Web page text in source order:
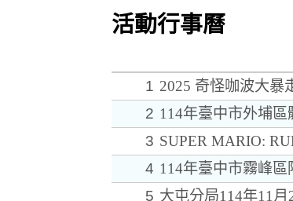
活動行事曆
1 2025 奇怪咖波大暴
2 114年臺中市外埔
3 SUPER MARIO:
4 114年臺中市霧峰
5 大屯分局114年11